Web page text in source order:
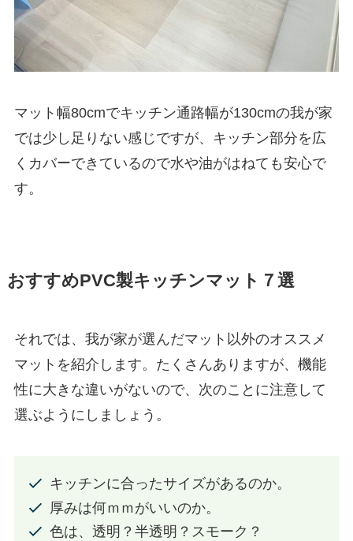
マット幅80cmでキッチン通路幅が130cmの我が家
では少し足りない感じですが、キッチン部分を広
くカバーできているので水や油がはねても安心で
す。
おすすめPVC製キッチンマット７選
それでは、我が家が選んだマット以外のオススメ
マットを紹介します。たくさんありますが、機能
性に大きな違いがないので、次のことに注意して
選ぶようにしましょう。
キッチンに合ったサイズがあるのか。
厚みは何ｍｍがいいのか。
色は、透明？半透明？スモーク？